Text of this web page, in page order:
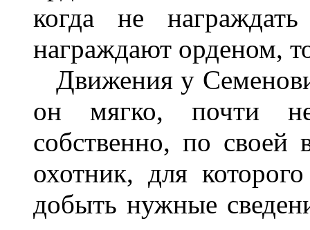
когда не
награждают орденом,
Движения у
он мягко, почти
собственно, по своей
охотник, для
добыть нужные